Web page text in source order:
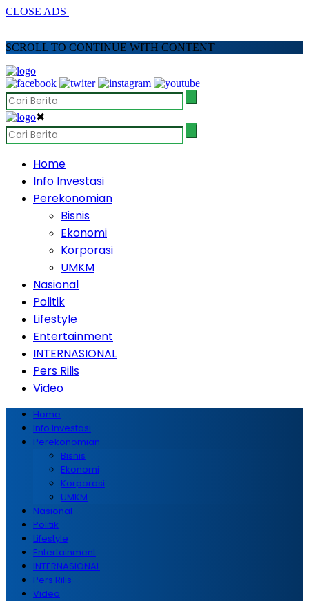
CLOSE ADS
SCROLL TO CONTINUE WITH CONTENT
✖
Home
Info Investasi
Perekonomian
Bisnis
Ekonomi
Korporasi
UMKM
Nasional
Politik
Lifestyle
Entertainment
INTERNASIONAL
Pers Rilis
Video
Home
Info Investasi
Perekonomian
Bisnis
Ekonomi
Korporasi
UMKM
Nasional
Politik
Lifestyle
Entertainment
INTERNASIONAL
Pers Rilis
Video